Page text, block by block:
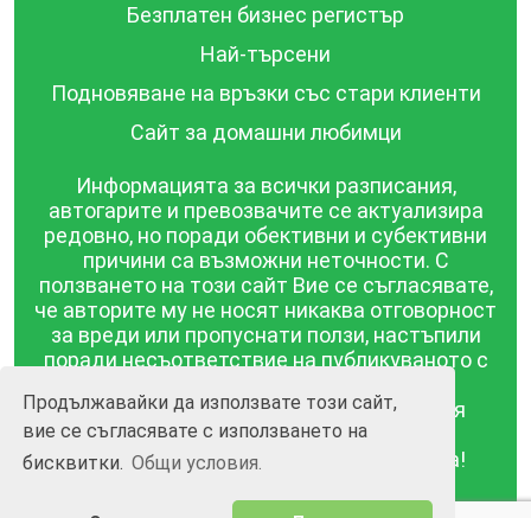
Продължавайки да използвате този сайт,
вие се съгласявате с използването на
бисквитки. Общи условия.
Безплатен бизнес регистър
Най-търсени
Подновяване на връзки със стари клиенти
Сайт за домашни любимци
Информацията за всички разписания,
автогарите и превозвачите се актуализира
редовно, но поради обективни и субективни
причини са възможни неточности. С
ползването на този сайт Вие се съгласявате,
че авторите му не носят никаква отговорност
за вреди или пропуснати ползи, настъпили
поради несъответствие на публикуваното с
публикувана в този сайт се предоставя
такава каквато е, без гаранция за
съответствието ѝ с действителността!
BGrazpisanie.com © 2008 - 2026, Всички права